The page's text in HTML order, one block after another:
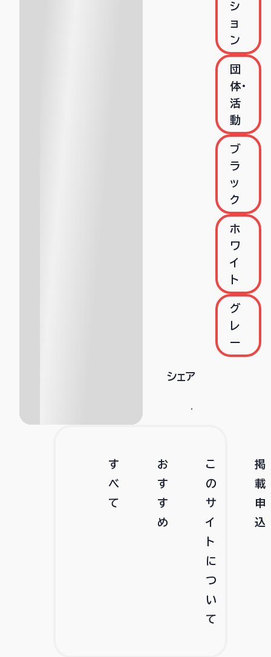
シ
ョ
ン
団
体・
活
動
ブ
ラ
ッ
ク
ホ
ワ
イ
ト
グ
レ
ー
シェア
す
べ
て
お
す
す
め
こ
の
サ
イ
ト
に
つ
い
て
掲
載
申
込